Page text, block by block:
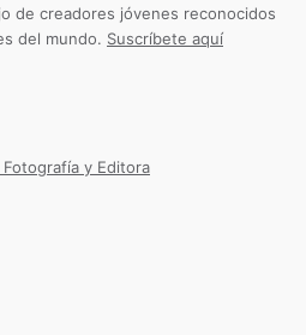
de creadores jóvenes reconocidos
del mundo. Suscríbete aquí